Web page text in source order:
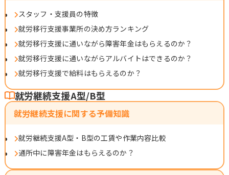
スタッフ・支援員の特徴
就労移行支援事業所の決め方ランキング
就労移行支援に通いながら障害年金はもらえるのか？
就労移行支援に通いながらアルバイトはできるのか？
就労移行支援で給料はもらえるのか？
就労継続支援A型/B型
就労継続支援に関する予備知識
就労継続支援A型・B型の工賃や作業内容比較
通所中に障害年金はもらえるのか？